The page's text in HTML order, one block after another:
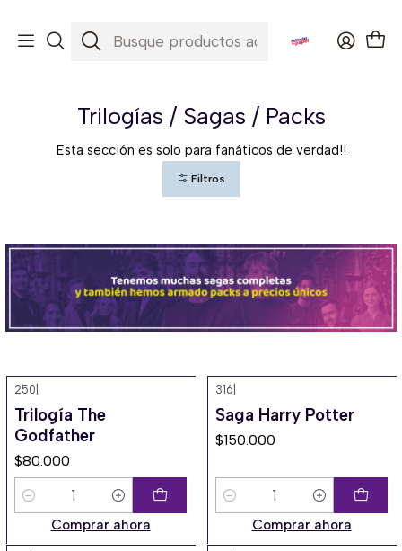
Trilogías / Sagas / Packs
Trilogías / Sagas / Packs
Esta sección es solo para fanáticos de verdad!!
Filtros
250
Trilogía The
Godfather
$80.000
Cantidad
Comprar ahora
316
Saga Harry Potter
$150.000
Cantidad
Comprar ahora